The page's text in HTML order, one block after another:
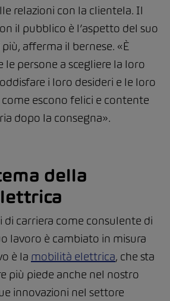
relazioni con la clientela. Il
il pubblico è l’aspetto del suo
afferma il bernese. «È
le persone a scegliere la loro
i loro desideri e le loro
come escono felici e contente
dopo la consegna».
della
di carriera come consulente di
lavoro è cambiato in misura
è la mobilità elettrica, che sta
più piede anche nel nostro
innovazioni nel settore